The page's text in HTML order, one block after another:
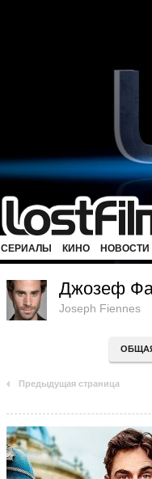
СЕРИАЛЫ КИНО НОВОСТИ
Джозеф
Joseph Fiennes
Предыдущая страница